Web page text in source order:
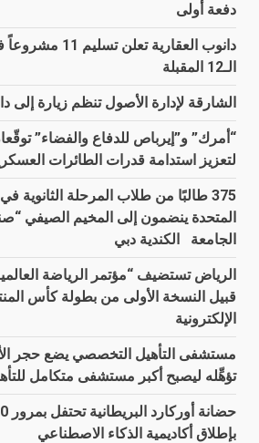
دفعة أولى
دانوب العقارية
الـ12 المقبلة
الشارقة لإدارة الأصول تنظم زيارة إلى
“أمرك” و”إيرباص للدفاع والفضاء”
لتعزيز استدامة قدرات الطائرات
375 طالبًا من طلاب المرحلة الثانوية
المتحدة ينضمون إلى المخيم الصيفي
الجامعة الكندية دبي
قبيل النسخة الأولى من بطولة كأس
الإلكترونية
مستشفى التأهيل التخصصي يضع حجر
تؤهِّله ليصبح أكبر مستشفى متكامل
بإطلاق أكاديمية الذكاء الاصطناعي